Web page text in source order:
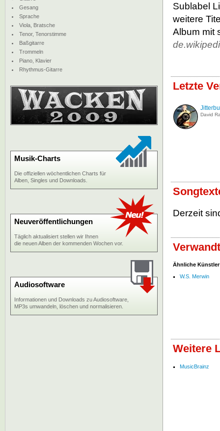
Sublabel
weitere
Album mit
Letzte
David
Derzeit
Ähnliche Künstler
W.S. Merwin
Weitere
MusicBrainz
Gesang
Sprache
Viola, Bratsche
Tenor, Tenorstimme
Baßgitarre
Trommeln
Piano, Klavier
Rhythmus-Gitarre
Musik-Charts
Die offiziellen wöchentlichen Charts für
Alben, Singles und Downloads.
Neuveröffentlichungen
Täglich aktualisiert stellen wir Ihnen
die neuen Alben der kommenden Wochen vor.
Audiosoftware
Informationen und Downloads zu Audiosoftware,
MP3s umwandeln, löschen und normalisieren.